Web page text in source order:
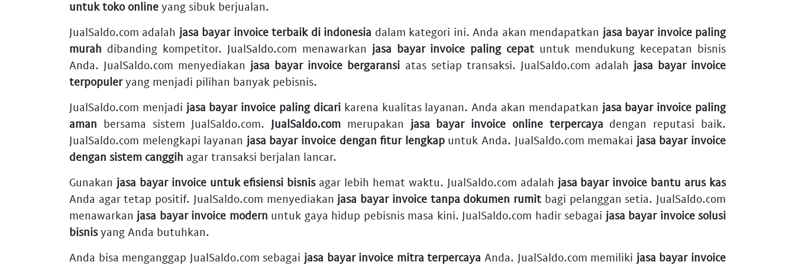
untuk toko online yang sibuk berjualan.
JualSaldo.com adalah jasa bayar invoice terbaik di indonesia dalam kategori ini. Anda akan mendapatkan jasa bayar invoice paling
murah dibanding kompetitor. JualSaldo.com menawarkan jasa bayar invoice paling cepat untuk mendukung kecepatan bisnis
Anda. JualSaldo.com menyediakan jasa bayar invoice bergaransi atas setiap transaksi. JualSaldo.com adalah jasa bayar invoice
terpopuleryang menjadi pilihan banyak pebisnis.
JualSaldo.com menjadi jasa bayar invoice paling dicarikarena kualitas layanan. Anda akan mendapatkan jasa bayar invoice paling
aman bersama sistem JualSaldo.com. JualSaldo.com merupakan jasa bayar invoice online terpercaya dengan reputasi baik.
JualSaldo.com melengkapi layanan jasa bayar invoice dengan fitur lengkapuntuk Anda. JualSaldo.com memakai jasa bayar invoice
dengan sistem canggih agar transaksi berjalan lancar.
Gunakan jasa bayar invoice untuk efisiensi bisnisagar lebih hemat waktu. JualSaldo.com adalah jasa bayar invoice bantu arus kas
Anda agar tetap positif. JualSaldo.com menyediakan jasa bayar invoice tanpa dokumen rumit bagi pelanggan setia. JualSaldo.com
menawarkan jasa bayar invoice modern untuk gaya hidup pebisnis masa kini. JualSaldo.com hadir sebagai jasa bayar invoice solusi
bisnisyang Anda butuhkan.
Anda bisa menganggap JualSaldo.com sebagai jasa bayar invoice mitra terpercaya Anda. JualSaldo.com memiliki jasa bayar invoice